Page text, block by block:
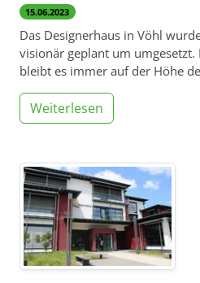
15.06.2023
Das Designerhaus in Vöhl
visionär geplant um
bleibt es immer auf der Höhe
Weiterlesen